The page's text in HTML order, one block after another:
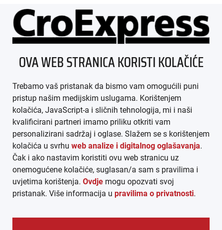
ÜBER UNS
IMPRESSUM
AGB
DATENSCHUTZ
MEDIADATEN
ARHIVA (PDF)
OVA WEB STRANICA KORISTI KOLAČIĆE
Trebamo vaš pristanak da bismo vam omogućili puni
pristup našim medijskim uslugama. Korištenjem
kolačića, JavaScript-a i sličnih tehnologija, mi i naši
kvalificirani partneri imamo priliku otkriti vam
personalizirani sadržaj i oglase. Slažem se s korištenjem
kolačića u svrhu web analize i digitalnog oglašavanja.
Čak i ako nastavim koristiti ovu web stranicu uz
onemogućene kolačiće, suglasan/a sam s pravilima i
uvjetima korištenja. Ovdje mogu opozvati svoj
pristanak. Više informacija u pravilima o privatnosti.